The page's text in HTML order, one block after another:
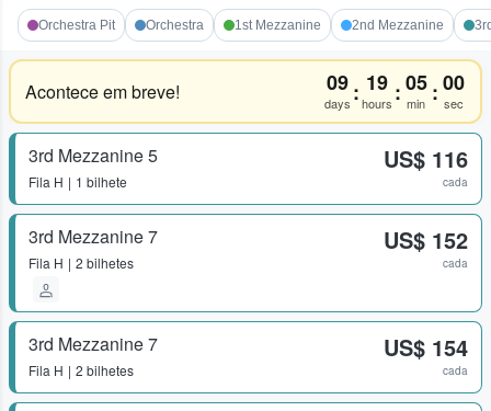
Orchestra Pit Orchestra 1st Mezzanine 2nd Mezzanine
Acontece em breve! 09
days : 19
hours :05
min :00
sec
3rd Mezzanine 5
Fila H 1 bilhete
US$ 116
cada
3rd Mezzanine 7
Fila H 2 bilhetes
US$ 152
cada
3rd Mezzanine 7
Fila H 2 bilhetes
US$ 154
cada